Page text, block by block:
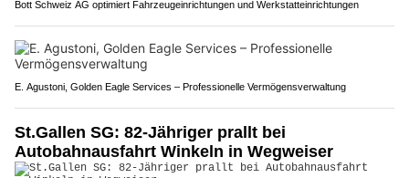
Bott Schweiz AG optimiert Fahrzeugeinrichtungen und Werkstatteinrichtungen
E. Agustoni, Golden Eagle Services – Professionelle Vermögensverwaltung
St.Gallen SG: 82-Jähriger prallt bei
Autobahnausfahrt Winkeln in Wegweiser